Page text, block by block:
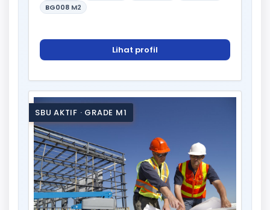
BG008 M2
Lihat profil
SBU AKTIF · GRADE M1